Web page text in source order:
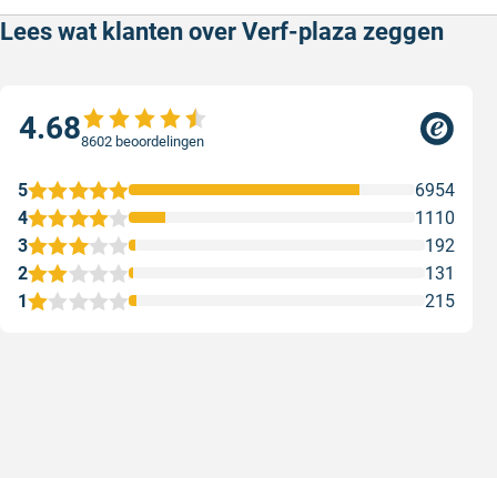
Lees wat klanten over Verf-plaza zeggen
4.688602 beoordelingen
1 215
2 131
3 192
4 1110
5 6954